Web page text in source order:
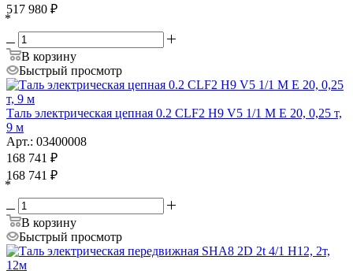
517 980 ₽
*
В корзину
Быстрый просмотр
Таль электрическая цепная 0.2 CLF2 H9 V5 1/1 M E 20, 0,25 т,
9 м
Арт.: 03400008
168 741 ₽
168 741 ₽
*
В корзину
Быстрый просмотр